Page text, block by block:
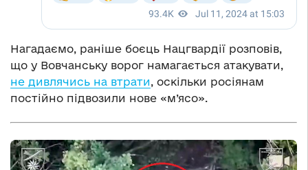
Нагадаємо, раніше боєць Нацгвардії розповів,
що у Вовчанську ворог намагається атакувати,
не дивлячись на втрати, оскільки росіянам
постійно підвозили нове «м’ясо».